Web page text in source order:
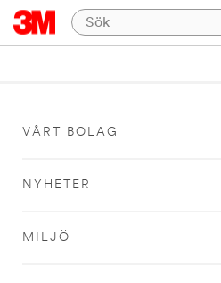
VÅRT BOLAG
NYHETER
MILJÖ